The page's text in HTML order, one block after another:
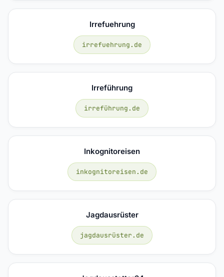
Irrefuehrung
irrefuehrung.de
Irreführung
irreführung.de
Inkognitoreisen
inkognitoreisen.de
Jagdausrüster
jagdausrüster.de